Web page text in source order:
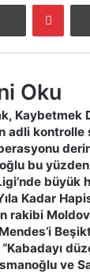
Oku
Kaybetmek
adli kontrolle
bu
büyük
Kadar
rakibi
ve